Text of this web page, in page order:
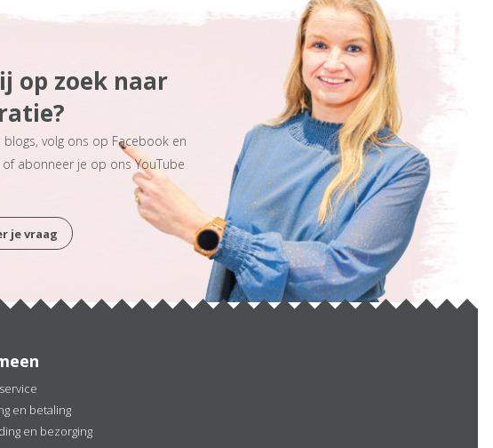
op zoek naar
blogs, volg ons op Facebook en
abonneer je op ons YouTube
je vraag
en betaling
en bezorging